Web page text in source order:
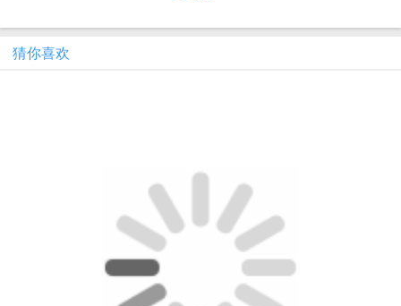
猜你喜欢